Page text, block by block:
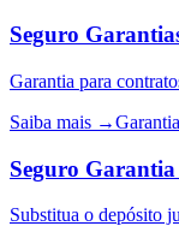
Seguro
Garantia para
Saiba mais →
Seguro
Substitua o depósito